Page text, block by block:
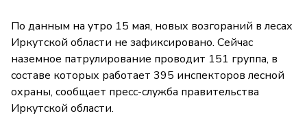
По данным на утро 15 мая, новых возгораний в лесах
Иркутской области не зафиксировано. Сейчас
наземное патрулирование проводит 151 группа, в
составе которых работает 395 инспекторов лесной
охраны, сообщает пресс-служба правительства
Иркутской области.